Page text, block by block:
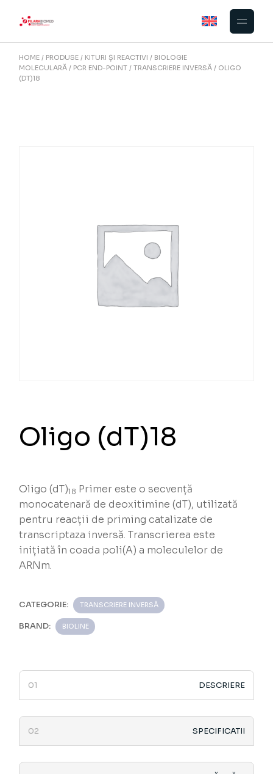
HOME PRODUSE KITURI ȘI REACTIVI
BIOLOGIE
MOLECULARĂ
PCR END-POINT TRANSCRIERE INVERSĂ
OLIGO
(DT)18
Oligo (dT)18
Oligo (dT)18 Primer este o secvență
monocatenară de deoxitimine (dT), utilizată
pentru reacții de priming catalizate de
transcriptaza inversă. Transcrierea este
inițiată în coada poli(A) a moleculelor de
ARNm.
CATEGORIE: TRANSCRIERE INVERSĂ
BRAND: BIOLINE
DESCRIERE
SPECIFICATII